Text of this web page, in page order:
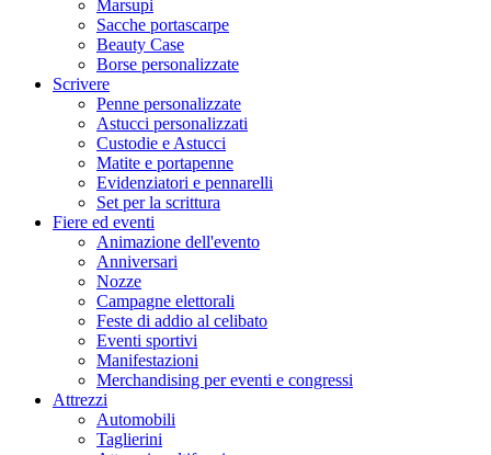
Marsupi
Sacche portascarpe
Beauty Case
Borse personalizzate
Scrivere
Penne personalizzate
Astucci personalizzati
Custodie e Astucci
Matite e portapenne
Evidenziatori e pennarelli
Set per la scrittura
Fiere ed eventi
Animazione dell'evento
Anniversari
Nozze
Campagne elettorali
Feste di addio al celibato
Eventi sportivi
Manifestazioni
Merchandising per eventi e congressi
Attrezzi
Automobili
Taglierini